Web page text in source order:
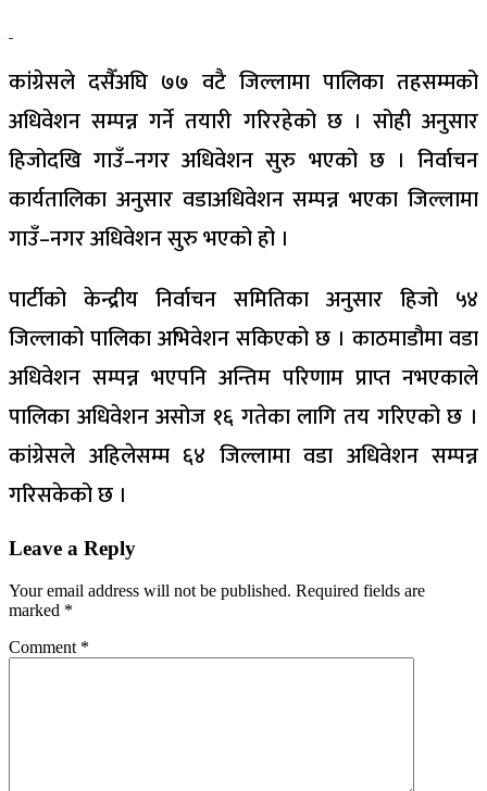
कांग्रेसले दसैँअघि ७७ वटै जिल्लामा पालिका तहसम्मको
अधिवेशन सम्पन्न गर्ने तयारी गरिरहेको छ । सोही अनुसार
हिजोदखि गाउँ–नगर अधिवेशन सुरु भएको छ । निर्वाचन
कार्यतालिका अनुसार वडाअधिवेशन सम्पन्न भएका जिल्लामा
गाउँ–नगर अधिवेशन सुरु भएको हो ।
पार्टीको केन्द्रीय निर्वाचन समितिका अनुसार हिजो ५४
जिल्लाको पालिका अभिवेशन सकिएको छ । काठमाडौमा वडा
अधिवेशन सम्पन्न भएपनि अन्तिम परिणाम प्राप्त नभएकाले
पालिका अधिवेशन असोज १६ गतेका लागि तय गरिएको छ ।
कांग्रेसले अहिलेसम्म ६४ जिल्लामा वडा अधिवेशन सम्पन्न
गरिसकेको छ ।
Leave a Reply
Your email address will not be published. Required fields are
marked *
Comment *